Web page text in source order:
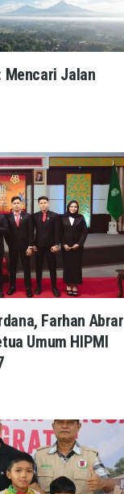
Mencari Jalan
Farhan Abrar
Umum HIPMI